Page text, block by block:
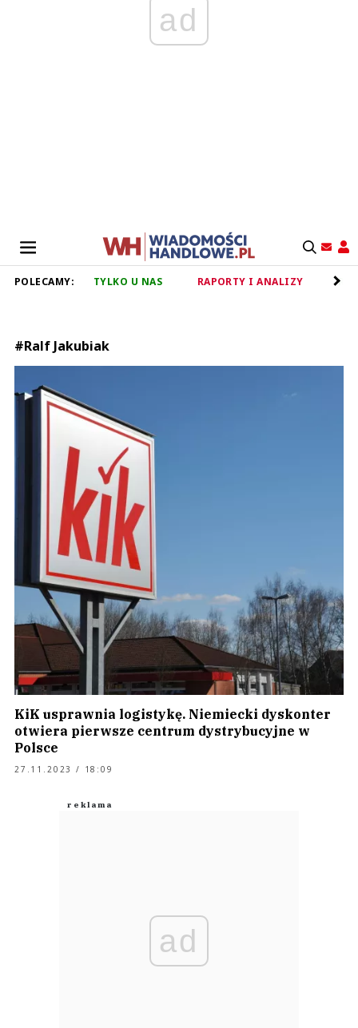
ad
POLECAMY: TYLKO U NAS RAPORTY I ANALIZY
#Ralf Jakubiak
KiK usprawnia logistykę. Niemiecki dyskonter
otwiera pierwsze centrum dystrybucyjne w
Polsce
27.11.2023 / 18:09
ad